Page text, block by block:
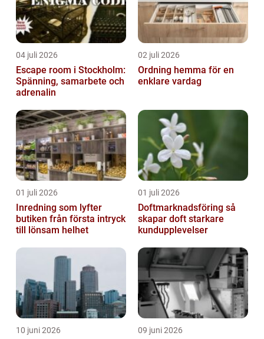
04 juli 2026
Escape room i Stockholm:
Spänning, samarbete och
adrenalin
02 juli 2026
Ordning hemma för en
enklare vardag
01 juli 2026
Inredning som lyfter
butiken från första intryck
till lönsam helhet
01 juli 2026
Doftmarknadsföring så
skapar doft starkare
kundupplevelser
10 juni 2026 09 juni 2026